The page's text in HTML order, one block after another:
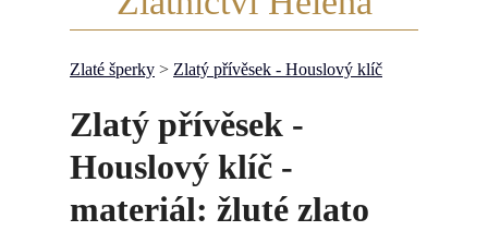
Zlaté šperky > Zlatý přívěsek - Houslový klíč
Zlatý přívěsek -
Houslový klíč -
materiál: žluté zlato